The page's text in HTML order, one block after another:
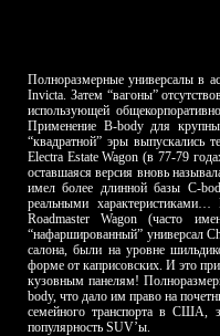
Полноразмерные универсалы в
Invicta. Затем “вагоны”
использующей
Применение B-body для
“квадратной” эры выпускались
Electra Estate Wagon (в 77-79
оставшаяся версия вновь
имел более длинной базы C-
реальными
Roadmaster Wagon (часто
“нафаршированный” универсал
салона, были на уровне
форме от каприсовских. И это
кузовным панелям!
body, что дало им право на
семейного транспорта в США,
популярность SUV’ы.